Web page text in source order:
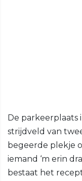
De parkeerplaats
strijdveld van
begeerde plekje
iemand ‘m erin
bestaat het